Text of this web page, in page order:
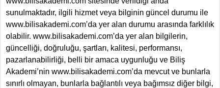
sunulmaktadır, ilgili hizmet veya bilginin güncel durumu ile
www.bilisakademi.com’da yer alan durumu arasında farklılık
olabilir. www.bilisakademi.com’da yer alan bilgilerin,
güncelliği, doğruluğu, şartları, kalitesi, performansı,
pazarlanabilirliği, belli bir amaca uygunluğu ve Biliş
Akademi’nin www.bilisakademi.com’da mevcut ve bunlarla
sınırlı olmayan, bunlarla bağlantılı veya bağımsız diğer bilgi,